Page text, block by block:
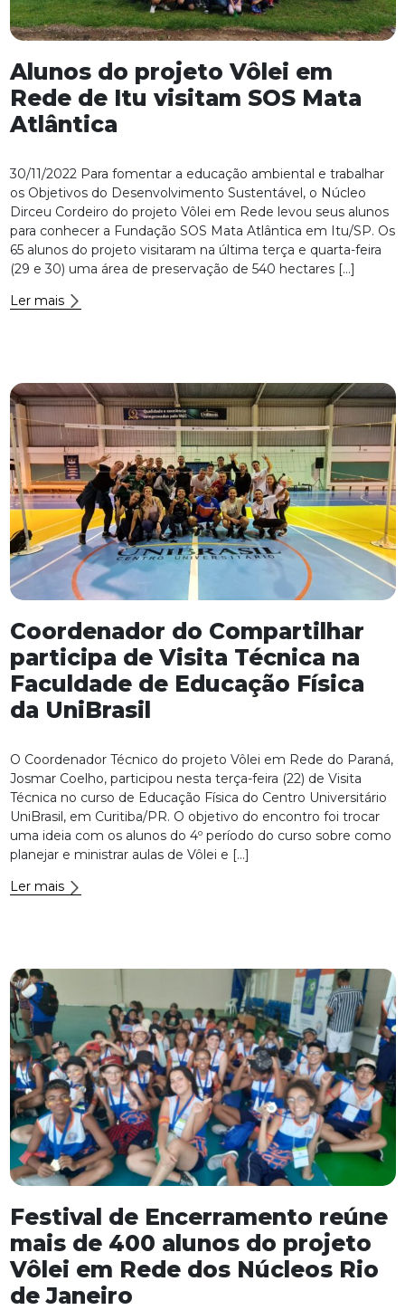
Alunos do projeto Vôlei em
Rede de Itu visitam SOS Mata
Atlântica
30/11/2022 Para fomentar a educação ambiental e trabalhar
os Objetivos do Desenvolvimento Sustentável, o Núcleo
Dirceu Cordeiro do projeto Vôlei em Rede levou seus alunos
para conhecer a Fundação SOS Mata Atlântica em Itu/SP. Os
65 alunos do projeto visitaram na última terça e quarta-feira
(29 e 30) uma área de preservação de 540 hectares […]
Ler mais
Coordenador do Compartilhar
participa de Visita Técnica na
Faculdade de Educação Física
da UniBrasil
O Coordenador Técnico do projeto Vôlei em Rede do Paraná,
Josmar Coelho, participou nesta terça-feira (22) de Visita
Técnica no curso de Educação Física do Centro Universitário
UniBrasil, em Curitiba/PR. O objetivo do encontro foi trocar
uma ideia com os alunos do 4º período do curso sobre como
planejar e ministrar aulas de Vôlei e […]
Ler mais
Festival de Encerramento reúne
mais de 400 alunos do projeto
Vôlei em Rede dos Núcleos Rio
de Janeiro